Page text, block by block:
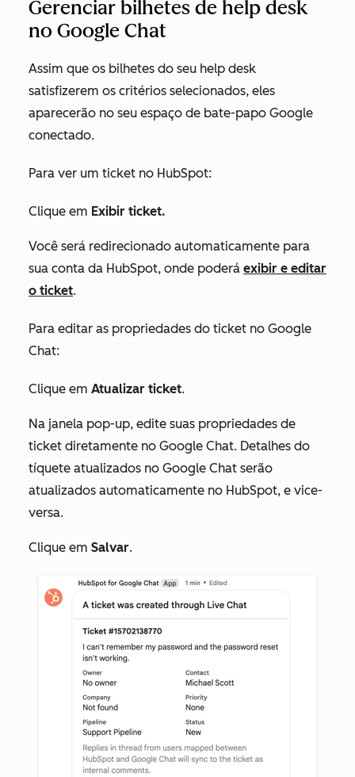
Gerenciar bilhetes de help desk
no Google Chat
Assim que os bilhetes do seu help desk
satisfizerem os critérios selecionados, eles
aparecerão no seu espaço de bate-papo Google
conectado.
Para ver um ticket no HubSpot:
Clique em Exibir ticket.
Você será redirecionado automaticamente para
sua conta da HubSpot, onde poderá exibir e editar
o ticket.
Para editar as propriedades do ticket no Google
Chat:
Clique em Atualizar ticket.
Na janela pop-up, edite suas propriedades de
ticket diretamente no Google Chat. Detalhes do
tíquete atualizados no Google Chat serão
atualizados automaticamente no HubSpot, e vice-
versa.
Clique em Salvar.